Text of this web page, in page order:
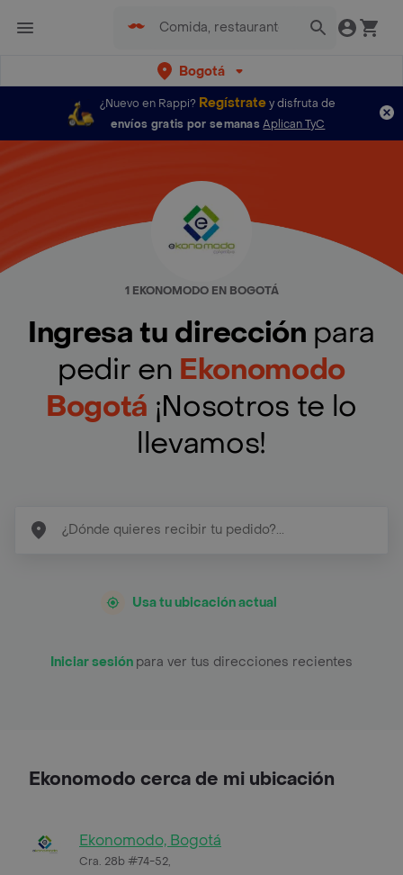
Bogotá
¿Nuevo en Rappi? Regístratey disfruta de
envíos gratis por semanas Aplican TyC
1 EKONOMODO EN BOGOTÁ
Ingresa tu dirección para
pedir en Ekonomodo
Bogotá ¡Nosotros te lo
llevamos!
Usa tu ubicación actual
Iniciar sesión para ver tus direcciones recientes
Ekonomodo cerca de mi ubicación
Ekonomodo, Bogotá
Cra. 28b #74-52,